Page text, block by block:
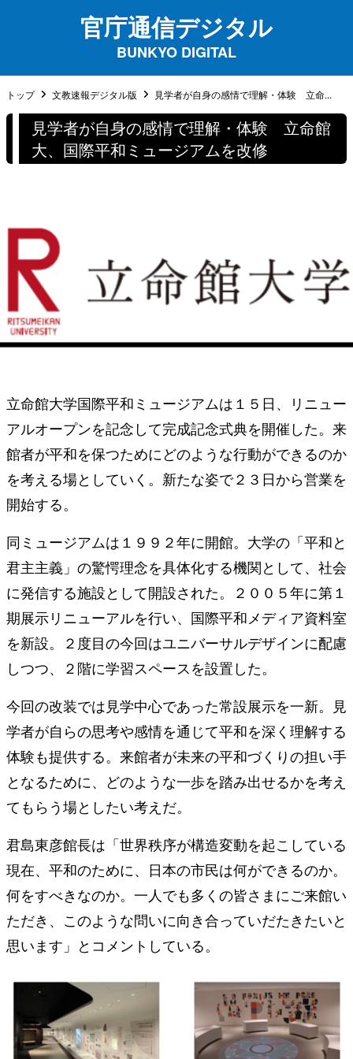
官庁通信デジタル
BUNKYO DIGITAL
トップ 文教速報デジタル版 見学者が自身の感情で理解・体験 立命...
見学者が自身の感情で理解・体験 立命館
大、国際平和ミュージアムを改修
立命館大学国際平和ミュージアムは１５日、リニュー
アルオープンを記念して完成記念式典を開催した。来
館者が平和を保つためにどのような行動ができるのか
を考える場としていく。新たな姿で２３日から営業を
開始する。
同ミュージアムは１９９２年に開館。大学の「平和と
君主主義」の驚愕理念を具体化する機関として、社会
に発信する施設として開設された。２００５年に第１
期展示リニューアルを行い、国際平和メディア資料室
を新設。２度目の今回はユニバーサルデザインに配慮
しつつ、２階に学習スペースを設置した。
今回の改装では見学中心であった常設展示を一新。見
学者が自らの思考や感情を通じて平和を深く理解する
体験も提供する。来館者が未来の平和づくりの担い手
となるために、どのような一歩を踏み出せるかを考え
てもらう場としたい考えだ。
君島東彦館長は「世界秩序が構造変動を起こしている
現在、平和のために、日本の市民は何ができるのか。
何をすべきなのか。一人でも多くの皆さまにご来館い
ただき、このような問いに向き合っていだたきたいと
思います」とコメントしている。